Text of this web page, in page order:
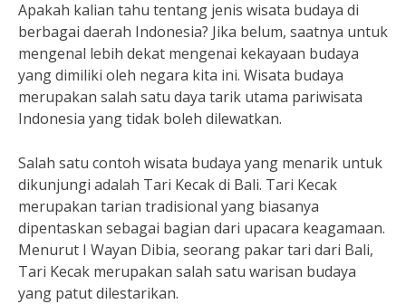
Apakah kalian tahu tentang jenis wisata budaya di
berbagai daerah Indonesia? Jika belum, saatnya untuk
mengenal lebih dekat mengenai kekayaan budaya
yang dimiliki oleh negara kita ini. Wisata budaya
merupakan salah satu daya tarik utama pariwisata
Indonesia yang tidak boleh dilewatkan.
Salah satu contoh wisata budaya yang menarik untuk
dikunjungi adalah Tari Kecak di Bali. Tari Kecak
merupakan tarian tradisional yang biasanya
dipentaskan sebagai bagian dari upacara keagamaan.
Menurut I Wayan Dibia, seorang pakar tari dari Bali,
Tari Kecak merupakan salah satu warisan budaya
yang patut dilestarikan.